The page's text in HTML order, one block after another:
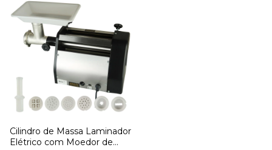
Cilindro de Massa Laminador
Elétrico com Moedor de